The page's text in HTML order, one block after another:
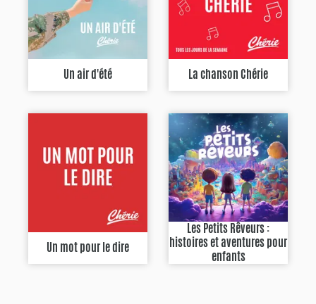
Un air d'été La chanson Chérie
Un mot pour le dire
Les Petits Rêveurs :
histoires et aventures pour
enfants